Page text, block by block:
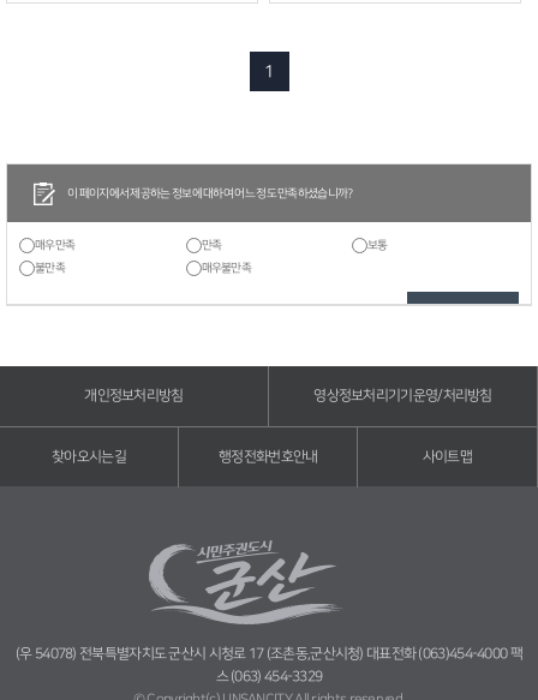
1
이 페이지에서 제공하는 정보에 대하여 어느 정도 만족하셨습니까?
매우만족 만족
보통
불만족
매우불만족
개인정보처리방침 영상정보처리기기운영/처리방침
찾아오시는길 행정전화번호안내 사이트맵
(우 54078) 전북특별자치도 군산시 시청로 17 (조촌동,군산시청) 대표전화 (063)454-4000 팩
스 (063) 454-3329